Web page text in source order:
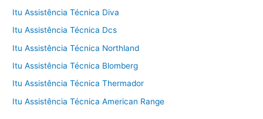
Itu Assistência Técnica Diva
Itu Assistência Técnica Dcs
Itu Assistência Técnica Northland
Itu Assistência Técnica Blomberg
Itu Assistência Técnica Thermador
Itu Assistência Técnica American Range